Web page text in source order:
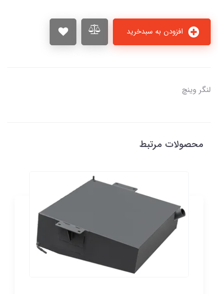
لنگر وینچ
محصولات مرتبط